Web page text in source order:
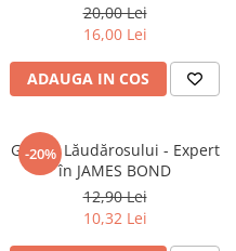
20,00 Lei
16,00 Lei
ADAUGA IN COS
-20%
Ghidul Lăudărosului - Expert
în JAMES BOND
12,90 Lei
10,32 Lei